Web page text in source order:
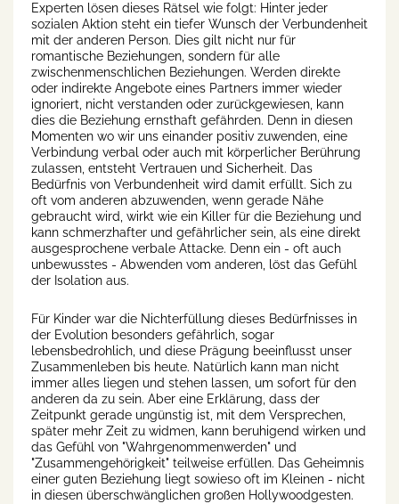
Experten lösen dieses Rätsel wie folgt: Hinter jeder
sozialen Aktion steht ein tiefer Wunsch der Verbundenheit
mit der anderen Person. Dies gilt nicht nur für
romantische Beziehungen, sondern für alle
zwischenmenschlichen Beziehungen. Werden direkte
oder indirekte Angebote eines Partners immer wieder
ignoriert, nicht verstanden oder zurückgewiesen, kann
dies die Beziehung ernsthaft gefährden. Denn in diesen
Momenten wo wir uns einander positiv zuwenden, eine
Verbindung verbal oder auch mit körperlicher Berührung
zulassen, entsteht Vertrauen und Sicherheit. Das
Bedürfnis von Verbundenheit wird damit erfüllt. Sich zu
oft vom anderen abzuwenden, wenn gerade Nähe
gebraucht wird, wirkt wie ein Killer für die Beziehung und
kann schmerzhafter und gefährlicher sein, als eine direkt
ausgesprochene verbale Attacke. Denn ein - oft auch
unbewusstes - Abwenden vom anderen, löst das Gefühl
der Isolation aus.
Für Kinder war die Nichterfüllung dieses Bedürfnisses in
der Evolution besonders gefährlich, sogar
lebensbedrohlich, und diese Prägung beeinflusst unser
Zusammenleben bis heute. Natürlich kann man nicht
immer alles liegen und stehen lassen, um sofort für den
anderen da zu sein. Aber eine Erklärung, dass der
Zeitpunkt gerade ungünstig ist, mit dem Versprechen,
später mehr Zeit zu widmen, kann beruhigend wirken und
das Gefühl von "Wahrgenommenwerden" und
"Zusammengehörigkeit" teilweise erfüllen. Das Geheimnis
einer guten Beziehung liegt sowieso oft im Kleinen - nicht
in diesen überschwänglichen großen Hollywoodgesten.